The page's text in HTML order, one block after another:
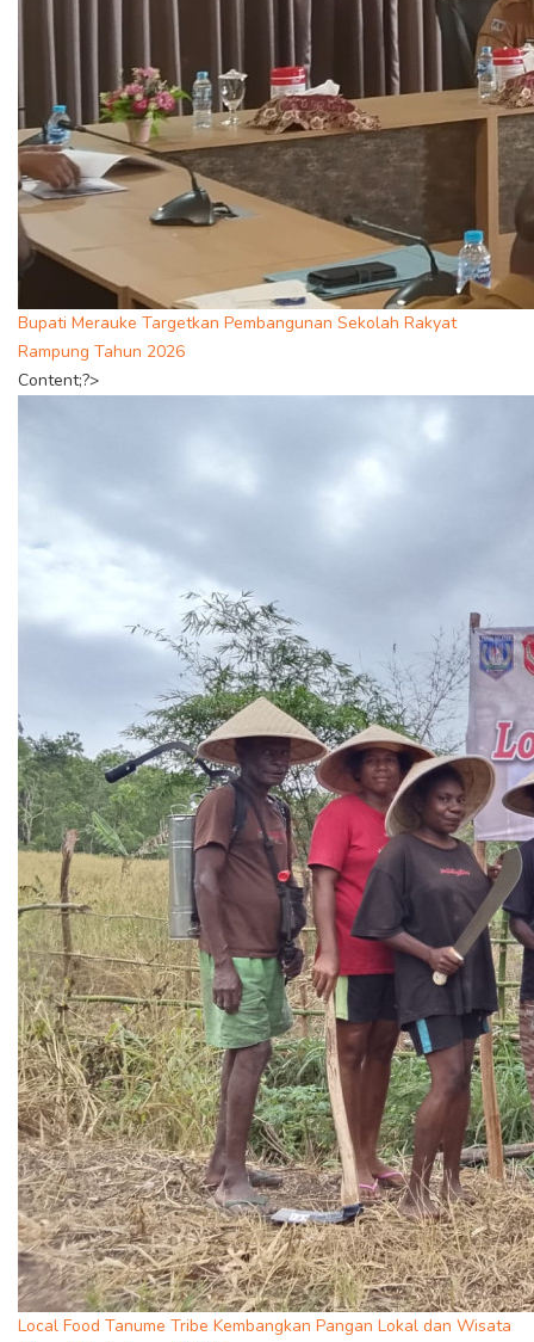
Bupati Merauke Targetkan Pembangunan Sekolah Rakyat
Rampung Tahun 2026
Content;?>
Local Food Tanume Tribe Kembangkan Pangan Lokal dan Wisata